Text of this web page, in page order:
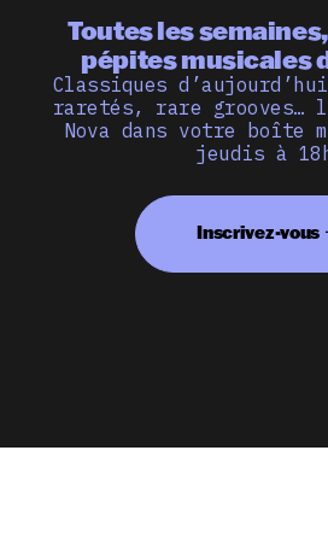
Toutes les
pépites musicales
Classiques
raretés, rare grooves…
Nova dans votre boîte
jeudis à
Inscrivez-vous